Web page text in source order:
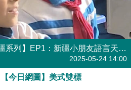
【短片】【港青在邊城新疆系列】EP1：新疆小朋友語言天賦有幾好
2025-05-24 14:00
【今日網圖】美式雙標